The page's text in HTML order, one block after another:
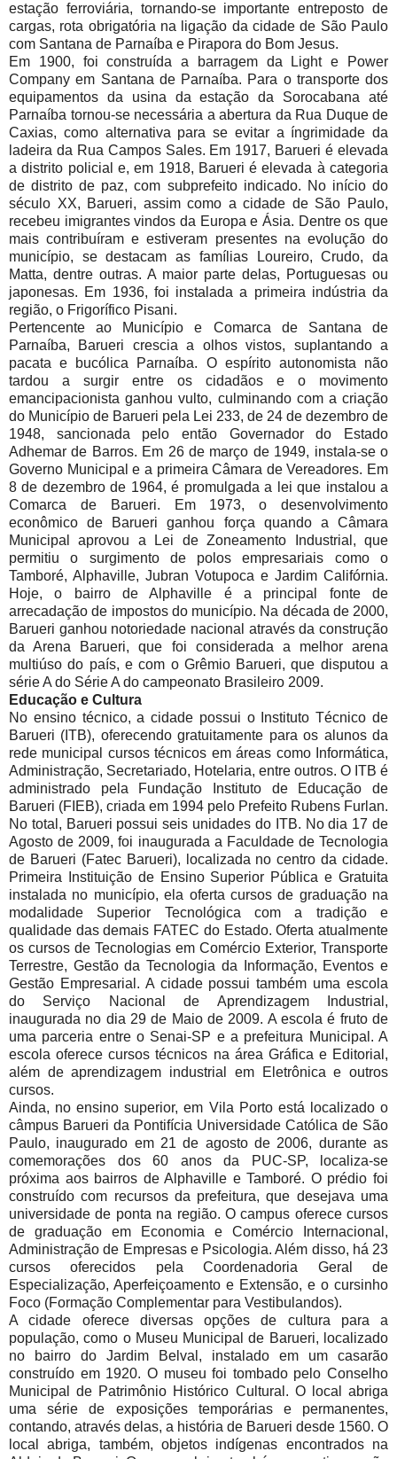
estação ferroviária, tornando-se importante entreposto de
cargas, rota obrigatória na ligação da cidade de São Paulo
com Santana de Parnaíba e Pirapora do Bom Jesus.
Em 1900, foi construída a barragem da Light e Power
Company em Santana de Parnaíba. Para o transporte dos
equipamentos da usina da estação da Sorocabana até
Parnaíba tornou-se necessária a abertura da Rua Duque de
Caxias, como alternativa para se evitar a íngrimidade da
ladeira da Rua Campos Sales. Em 1917, Barueri é elevada
a distrito policial e, em 1918, Barueri é elevada à categoria
de distrito de paz, com subprefeito indicado. No início do
século XX, Barueri, assim como a cidade de São Paulo,
recebeu imigrantes vindos da Europa e Ásia. Dentre os que
mais contribuíram e estiveram presentes na evolução do
município, se destacam as famílias Loureiro, Crudo, da
Matta, dentre outras. A maior parte delas, Portuguesas ou
japonesas. Em 1936, foi instalada a primeira indústria da
região, o Frigorífico Pisani.
Pertencente ao Município e Comarca de Santana de
Parnaíba, Barueri crescia a olhos vistos, suplantando a
pacata e bucólica Parnaíba. O espírito autonomista não
tardou a surgir entre os cidadãos e o movimento
emancipacionista ganhou vulto, culminando com a criação
do Município de Barueri pela Lei 233, de 24 de dezembro de
1948, sancionada pelo então Governador do Estado
Adhemar de Barros. Em 26 de março de 1949, instala-se o
Governo Municipal e a primeira Câmara de Vereadores. Em
8 de dezembro de 1964, é promulgada a lei que instalou a
Comarca de Barueri. Em 1973, o desenvolvimento
econômico de Barueri ganhou força quando a Câmara
Municipal aprovou a Lei de Zoneamento Industrial, que
permitiu o surgimento de polos empresariais como o
Tamboré, Alphaville, Jubran Votupoca e Jardim Califórnia.
Hoje, o bairro de Alphaville é a principal fonte de
arrecadação de impostos do município. Na década de 2000,
Barueri ganhou notoriedade nacional através da construção
da Arena Barueri, que foi considerada a melhor arena
multiúso do país, e com o Grêmio Barueri, que disputou a
série A do Série A do campeonato Brasileiro 2009.
Educação e Cultura
No ensino técnico, a cidade possui o Instituto Técnico de
Barueri (ITB), oferecendo gratuitamente para os alunos da
rede municipal cursos técnicos em áreas como Informática,
Administração, Secretariado, Hotelaria, entre outros. O ITB é
administrado pela Fundação Instituto de Educação de
Barueri (FIEB), criada em 1994 pelo Prefeito Rubens Furlan.
No total, Barueri possui seis unidades do ITB. No dia 17 de
Agosto de 2009, foi inaugurada a Faculdade de Tecnologia
de Barueri (Fatec Barueri), localizada no centro da cidade.
Primeira Instituição de Ensino Superior Pública e Gratuita
instalada no município, ela oferta cursos de graduação na
modalidade Superior Tecnológica com a tradição e
qualidade das demais FATEC do Estado. Oferta atualmente
os cursos de Tecnologias em Comércio Exterior, Transporte
Terrestre, Gestão da Tecnologia da Informação, Eventos e
Gestão Empresarial. A cidade possui também uma escola
do Serviço Nacional de Aprendizagem Industrial,
inaugurada no dia 29 de Maio de 2009. A escola é fruto de
uma parceria entre o Senai-SP e a prefeitura Municipal. A
escola oferece cursos técnicos na área Gráfica e Editorial,
além de aprendizagem industrial em Eletrônica e outros
cursos.
Ainda, no ensino superior, em Vila Porto está localizado o
câmpus Barueri da Pontifícia Universidade Católica de São
Paulo, inaugurado em 21 de agosto de 2006, durante as
comemorações dos 60 anos da PUC-SP, localiza-se
próxima aos bairros de Alphaville e Tamboré. O prédio foi
construído com recursos da prefeitura, que desejava uma
universidade de ponta na região. O campus oferece cursos
de graduação em Economia e Comércio Internacional,
Administração de Empresas e Psicologia. Além disso, há 23
cursos oferecidos pela Coordenadoria Geral de
Especialização, Aperfeiçoamento e Extensão, e o cursinho
Foco (Formação Complementar para Vestibulandos).
A cidade oferece diversas opções de cultura para a
população, como o Museu Municipal de Barueri, localizado
no bairro do Jardim Belval, instalado em um casarão
construído em 1920. O museu foi tombado pelo Conselho
Municipal de Patrimônio Histórico Cultural. O local abriga
uma série de exposições temporárias e permanentes,
contando, através delas, a história de Barueri desde 1560. O
local abriga, também, objetos indígenas encontrados na